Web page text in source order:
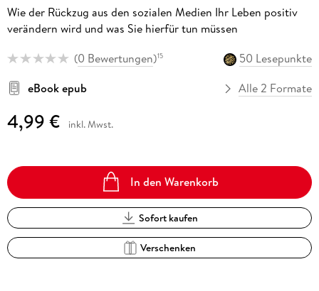
Wie der Rückzug aus den sozialen Medien Ihr Leben positiv
verändern wird und was Sie hierfür tun müssen
(0 Bewertungen)15
50 Lesepunkte
eBook epub
Alle 2 Formate
4,99 € inkl. Mwst.
In den Warenkorb
Sofort kaufen
Verschenken